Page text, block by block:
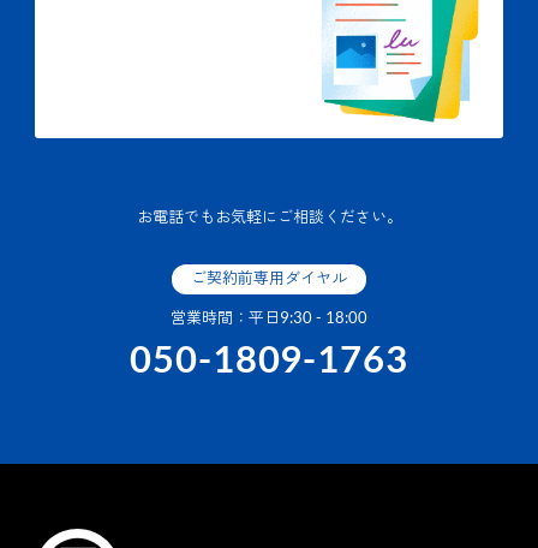
お電話でもお気軽にご相談ください。
ご契約前専用ダイヤル
営業時間：平日9:30 - 18:00
050-1809-1763